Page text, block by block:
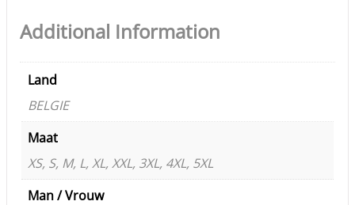
Additional Information
Land
BELGIE
Maat
XS, S, M, L, XL, XXL, 3XL, 4XL, 5XL
Man / Vrouw